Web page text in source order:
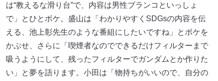
は“教えるな滑り台”で、内容は男性ブランコといっしょ
で」とひとボケ。盛山は「わかりやすくSDGsの内容を伝
える、池上彰先生のような番組にしたいですね」とボケを
かぶせ、さらに「喫煙者なのでできるだけフィルターまで
吸うようにして、残ったフィルターでガンダムとか作りた
い」と夢を語ります。小田は「物持ちがいいので、自分の